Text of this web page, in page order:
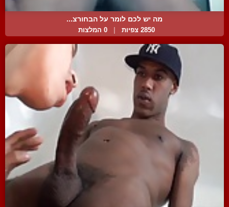
מה יש לכם לומר על הבחורצ...
2850 צפיות 0 המלצות